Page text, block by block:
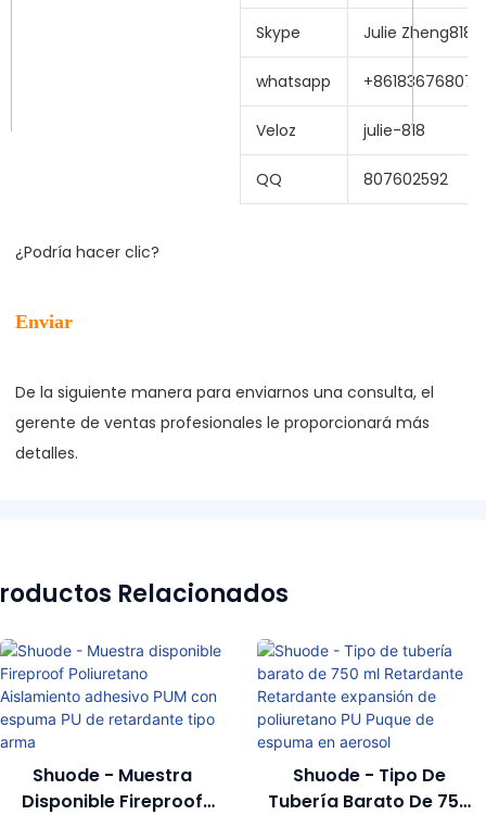
Skype Julie Zheng818
whatsapp
Veloz julie-818
QQ 807602592
De la siguiente manera para enviarnos una consulta, el
gerente de ventas profesionales le proporcionará más
Relacionados
Shuode - Muestra
Disponible Fireproof
Shuode - Tipo De
Tubería Barato De 750